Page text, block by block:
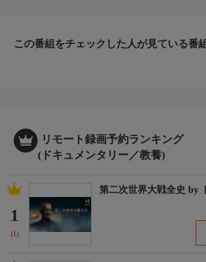
この番組をチェックした人が見ている番組
リモート録画予約ランキング
(ドキュメンタリー／教養)
1
(1)
第二次世界大戦全史 by